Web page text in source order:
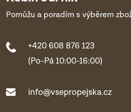
Pomůžu a poradím s výběrem
+420 608 876 123
(Po-Pá 10:00-16:00)
info@vsepropejska.cz